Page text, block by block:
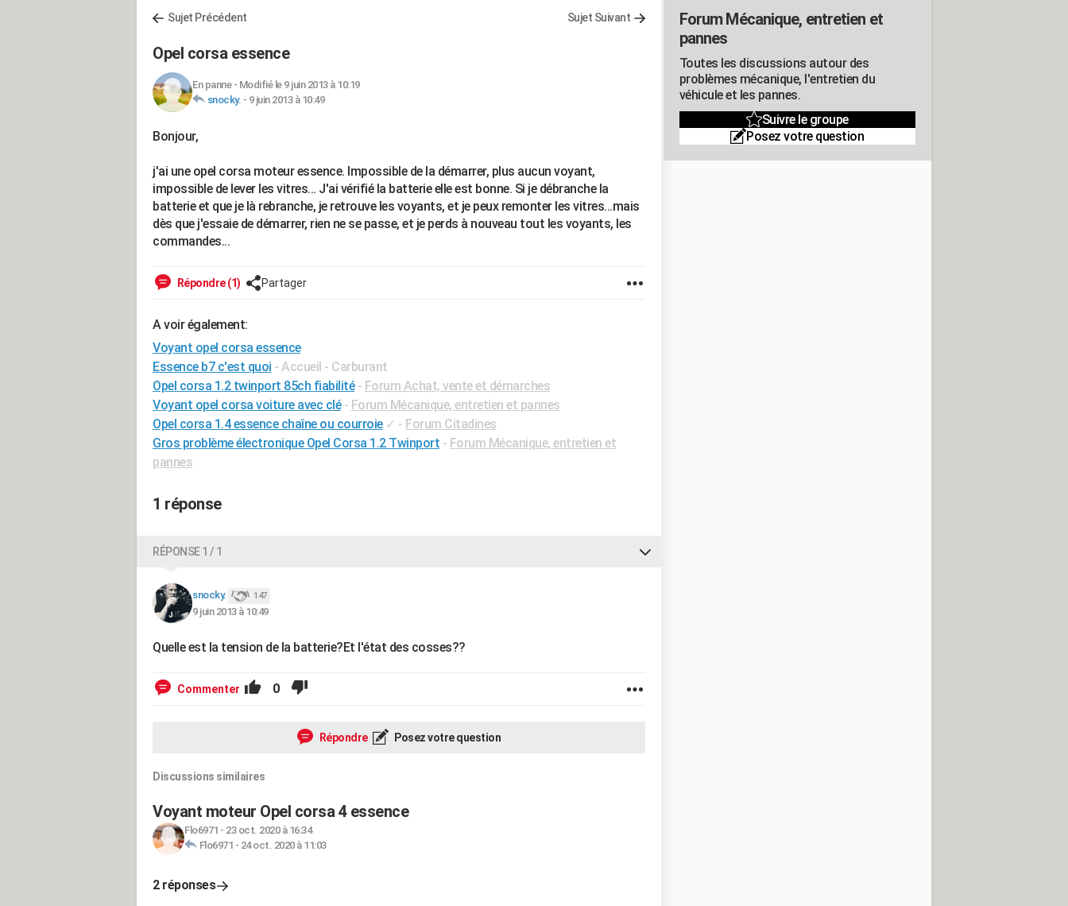
Sujet Précédent Sujet Suivant
Opel corsa essence
En panne- Modifié le 9 juin 2013 à 10:19
snocky. - 9 juin 2013 à 10:49
Bonjour,
j'ai une opel corsa moteur essence. Impossible de la démarrer, plus aucun voyant,
impossible de lever les vitres... J'ai vérifié la batterie elle est bonne. Si je débranche la
batterie et que je là rebranche, je retrouve les voyants, et je peux remonter les vitres...mais
dès que j'essaie de démarrer, rien ne se passe, et je perds à nouveau tout les voyants, les
commandes...
Répondre (1) Partager
A voir également:
Voyant opel corsa essence
Essence b7 c'est quoi - Accueil - Carburant
Opel corsa 1.2 twinport 85ch fiabilité - Forum Achat, vente et démarches
Voyant opel corsa voiture avec clé - Forum Mécanique, entretien et pannes
Opel corsa 1.4 essence chaîne ou courroie ✓ - Forum Citadines
Gros problème électronique Opel Corsa 1.2 Twinport - Forum Mécanique, entretien et
pannes
1 réponse
RÉPONSE 1 / 1
snocky. 147
9 juin 2013 à 10:49
Quelle est la tension de la batterie?Et l'état des cosses??
Commenter 0
Répondre Posez votre question
Discussions similaires
Voyant moteur Opel corsa 4 essence
Flo6971 - 23 oct. 2020 à 16:34
Flo6971 - 24 oct. 2020 à 11:03
2 réponses
Forum Mécanique, entretien et
pannes
Toutes les discussions autour des
problèmes mécanique, l'entretien du
véhicule et les pannes.
Suivre le groupe
Posez votre question